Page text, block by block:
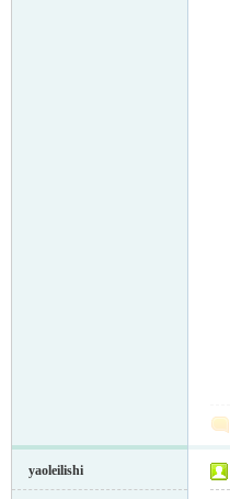
yaoleilishi